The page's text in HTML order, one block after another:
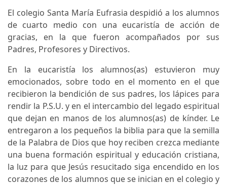
El colegio Santa María Eufrasia despidió a los alumnos
de cuarto medio con una eucaristía de acción de
gracias, en la que fueron acompañados por sus
Padres, Profesores y Directivos.
En la eucaristía los alumnos(as) estuvieron muy
emocionados, sobre todo en el momento en el que
recibieron la bendición de sus padres, los lápices para
rendir la P.S.U. y en el intercambio del legado espiritual
que dejan en manos de los alumnos(as) de kínder. Le
entregaron a los pequeños la biblia para que la semilla
de la Palabra de Dios que hoy reciben crezca mediante
una buena formación espiritual y educación cristiana,
la luz para que Jesús resucitado siga encendido en los
corazones de los alumnos que se inician en el colegio y